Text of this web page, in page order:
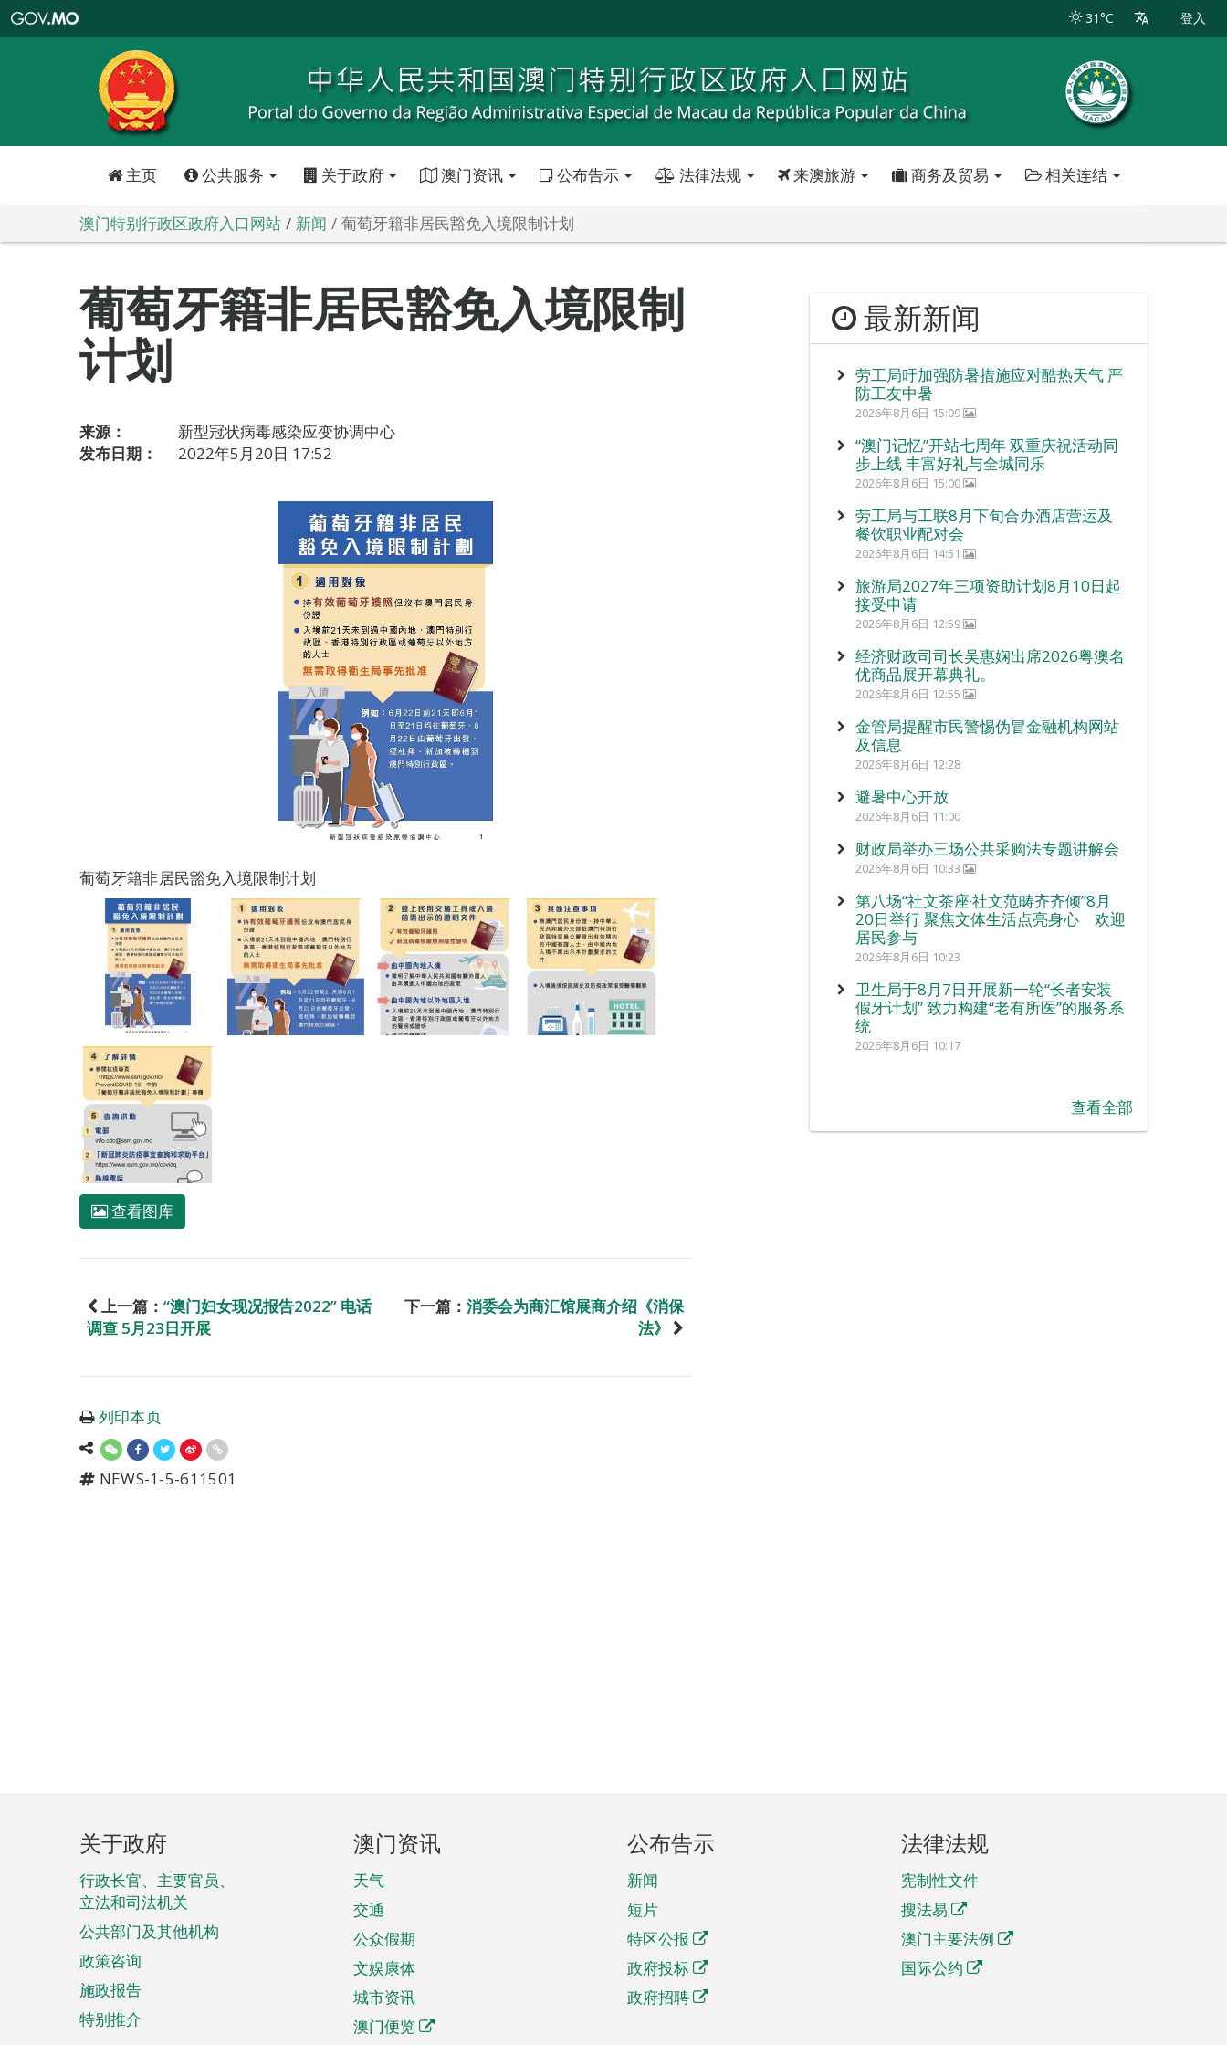
特
政
区
政
口
31°C 登入
主页 公共服务 关于政府 澳门资讯 公布告示 法律法规 来澳旅游 商务及贸易 相关连结
澳门特别行政区政府入口网站 新闻 葡萄牙籍非居民豁免入境限制计划
葡萄牙籍非居民豁免入境限制
计划
来源：
新型冠状病毒感染应变协调中心
发布日期：
2022年5月20日 17:52
葡萄牙籍非居民豁免入境限制计划
查看图库
上一篇： “澳门妇女现况报告2022” 电话
调查 5月23日开展
下一篇： 消委会为商汇馆展商介绍《消保
法》
列印本页
NEWS-1-5-611501
最新新闻
劳工局吁加强防暑措施应对酷热天气 严
防工友中暑
2026年8月6日 15:09
“澳门记忆”开站七周年 双重庆祝活动同
步上线 丰富好礼与全城同乐
2026年8月6日 15:00
劳工局与工联8月下旬合办酒店营运及
餐饮职业配对会
2026年8月6日 14:51
旅游局2027年三项资助计划8月10日起
接受申请
2026年8月6日 12:59
经济财政司司长吴惠娴出席2026粤澳名
优商品展开幕典礼。
2026年8月6日 12:55
金管局提醒市民警惕伪冒金融机构网站
及信息
2026年8月6日 12:28
避暑中心开放
2026年8月6日 11:00
财政局举办三场公共采购法专题讲解会
2026年8月6日 10:33
第八场“社文茶座‧社文范畴齐齐倾”8月
20日举行 聚焦文体生活点亮身心 欢迎
居民参与
2026年8月6日 10:23
卫生局于8月7日开展新一轮“长者安装
假牙计划” 致力构建“老有所医”的服务系
统
2026年8月6日 10:17
查看全部
页
脚
菜
单
关于政府
行政长官、主要官员、
立法和司法机关
公共部门及其他机构
政策咨询
施政报告
特别推介
澳门资讯
天气
交通
公众假期
文娱康体
城市资讯
澳门便览
公布告示
新闻
短片
特区公报
政府投标
政府招聘
法律法规
宪制性文件
搜法易
澳门主要法例
国际公约